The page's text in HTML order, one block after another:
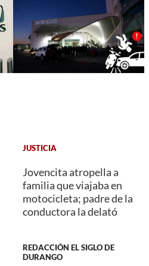
JUSTICIA
Jovencita atropella a
familia que viajaba en
motocicleta; padre de la
conductora la delató
REDACCIÓN EL SIGLO DE
DURANGO